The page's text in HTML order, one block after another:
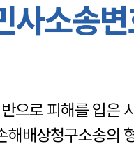
사소송
으로 피해를 입은
배상청구소송의